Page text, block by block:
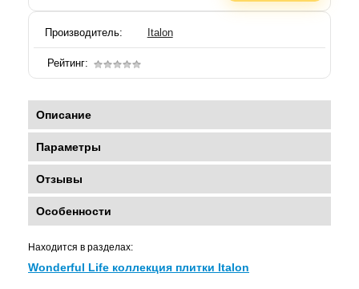
Производитель: Italon
Рейтинг:
Описание
Параметры
Отзывы
Особенности
Находится в разделах:
Wonderful Life коллекция плитки Italon